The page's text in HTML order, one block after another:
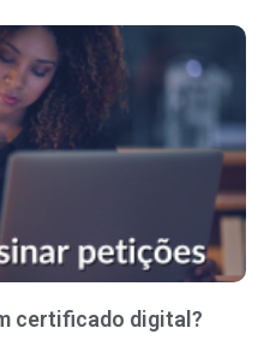
certificado digital?